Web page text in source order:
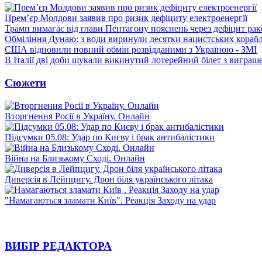
Прем’єр Молдови заявив про ризик дефіциту електроенергії
Трамп вимагає від глави Пентагону пояснень через дефіцит
Обміління Дунаю: з води виринули десятки нацистських
США відновили повний обмін розвідданими з Україною - ЗМІ
В Італії дві доби шукали викинутий лотерейний білет з
Сюжети
Вторгнення Росії в Україну. Онлайн
Підсумки 05.08: Удар по Києву і брак антибалістики
Війна на Близькому Сході. Онлайн
Диверсія в Лейпцигу. Дрон біля українського літака
"Намагаються зламати Київ". Реакція Заходу на удар
ВИБІР РЕДАКТОРА